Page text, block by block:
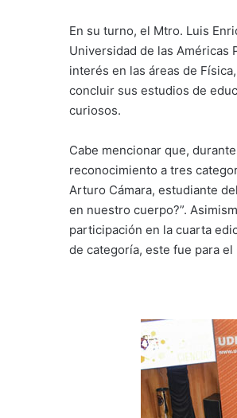
En su turno, el Mtro. Luis
Universidad de las
interés en las áreas de
concluir sus estudios de
curiosos.
Cabe mencionar que,
reconocimiento a tres
Arturo Cámara, estudiante
en nuestro cuerpo?”.
participación en la cuarta
de categoría, este fue para